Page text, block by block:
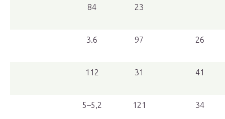
84 23
3.6 97 26
112 31 41
5–5,2 121 34